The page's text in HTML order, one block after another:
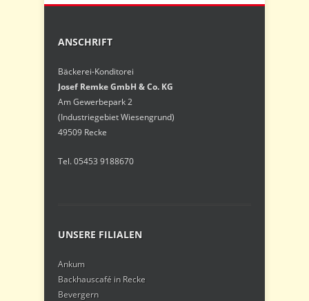
ANSCHRIFT
Bäckerei-Konditorei
Josef Remke GmbH & Co. KG
Am Gewerbepark 2
(Industriegebiet Wiesengrund)
49509 Recke
Tel. 05453 9188670
UNSERE FILIALEN
Ankum
Backhauscafé in Recke
Bevergern